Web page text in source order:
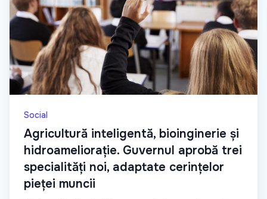
Social
Agricultură inteligentă, bioinginerie și
hidroameliorație. Guvernul aprobă trei
specialități noi, adaptate cerințelor
pieței muncii